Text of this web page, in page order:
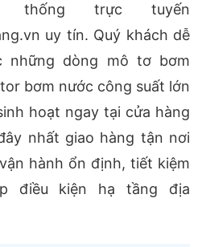
thống trực tuyến
uy tín. Quý khách dễ
những dòng mô tơ bơm
bơm nước công suất lớn
hoạt ngay tại cửa hàng
nhất giao hàng tận nơi
hành ổn định, tiết kiệm
điều kiện hạ tầng địa